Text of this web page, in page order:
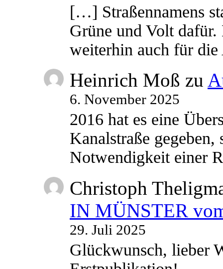
[…] Straßennamens
Grüne und Volt
weiterhin auch für
Heinrich Moß zu
6. November 2025
2016 hat es eine
Kanalstraße
Notwendigkeit einer
Christoph
IN MÜNSTER
29. Juli 2025
Glückwunsch, lieber